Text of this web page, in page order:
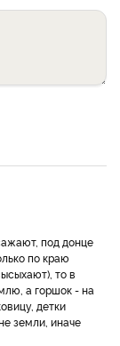
под донце
по краю
то в
а горшок - на
детки
земли, иначе